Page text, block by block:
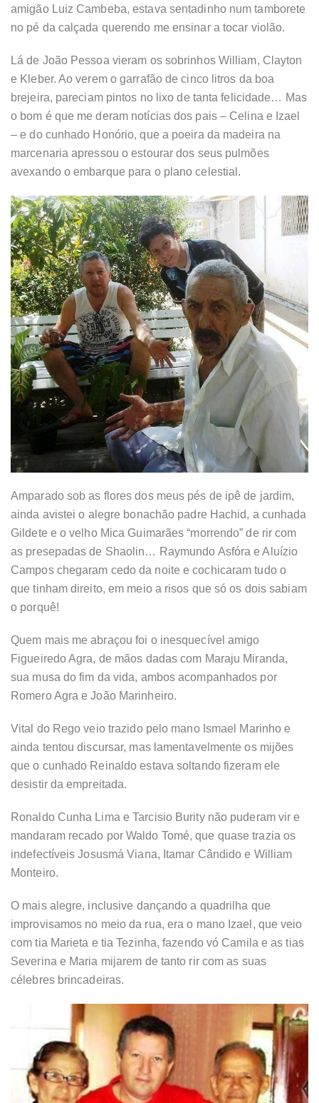
amigão Luiz Cambeba, estava sentadinho num tamborete
no pé da calçada querendo me ensinar a tocar violão.
Lá de João Pessoa vieram os sobrinhos William, Clayton
e Kleber. Ao verem o garrafão de cinco litros da boa
brejeira, pareciam pintos no lixo de tanta felicidade… Mas
o bom é que me deram notícias dos pais – Celina e Izael
– e do cunhado Honório, que a poeira da madeira na
marcenaria apressou o estourar dos seus pulmões
avexando o embarque para o plano celestial.
Amparado sob as flores dos meus pés de ipê de jardim,
ainda avistei o alegre bonachão padre Hachid, a cunhada
Gildete e o velho Mica Guimarães “morrendo” de rir com
as presepadas de Shaolin… Raymundo Asfóra e Aluízio
Campos chegaram cedo da noite e cochicaram tudo o
que tinham direito, em meio a risos que só os dois sabiam
o porquê!
Quem mais me abraçou foi o inesquecível amigo
Figueiredo Agra, de mãos dadas com Maraju Miranda,
sua musa do fim da vida, ambos acompanhados por
Romero Agra e João Marinheiro.
Vital do Rego veio trazido pelo mano Ismael Marinho e
ainda tentou discursar, mas lamentavelmente os mijões
que o cunhado Reinaldo estava soltando fizeram ele
desistir da empreitada.
Ronaldo Cunha Lima e Tarcisio Burity não puderam vir e
mandaram recado por Waldo Tomé, que quase trazia os
indefectíveis Josusmá Viana, Itamar Cândido e William
Monteiro.
O mais alegre, inclusive dançando a quadrilha que
improvisamos no meio da rua, era o mano Izael, que veio
com tia Marieta e tia Tezinha, fazendo vó Camila e as tias
Severina e Maria mijarem de tanto rir com as suas
célebres brincadeiras.